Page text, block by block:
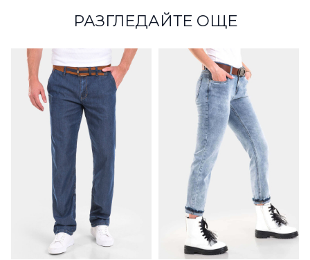
РАЗГЛЕДАЙТЕ ОЩЕ